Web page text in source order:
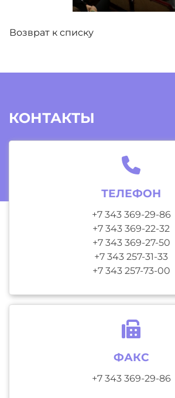
Возврат к списку
КОНТАКТЫ
ТЕЛЕФОН
+7 343 369-29-86
+7 343 369-22-32
+7 343 369-27-50
+7 343 257-31-33
+7 343 257-73-00
ФАКС
+7 343 369-29-86